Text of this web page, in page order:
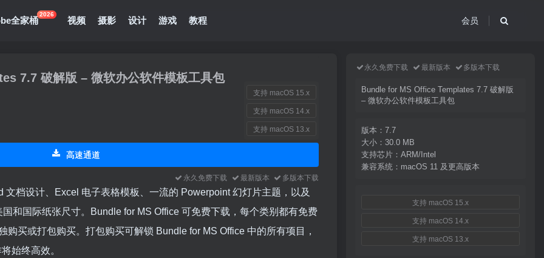
全家桶
2026
视频 摄影 设计 游戏 教程 会员
7.7 破解版 – 微软办公软件模板工具包
高速通道
永久免费下载 最新版本 多版本下载
支持 macOS 15.x
支持 macOS 14.x
支持 macOS 13.x
档设计、Excel 电子表格模板、一流的 Powerpoint 幻灯片主题，以及
和国际纸张尺寸。Bundle for MS Office 可免费下载，每个类别都有免费
买或打包购买。打包购买可解锁 Bundle for MS Office 中的所有项目，
始终高效。
永久免费下载 最新版本 多版本下载
Bundle for MS Office Templates 7.7 破解版
– 微软办公软件模板工具包
版本：7.7
大小：30.0 MB
支持芯片：ARM/Intel
兼容系统：macOS 11 及更高版本
支持 macOS 15.x
支持 macOS 14.x
支持 macOS 13.x